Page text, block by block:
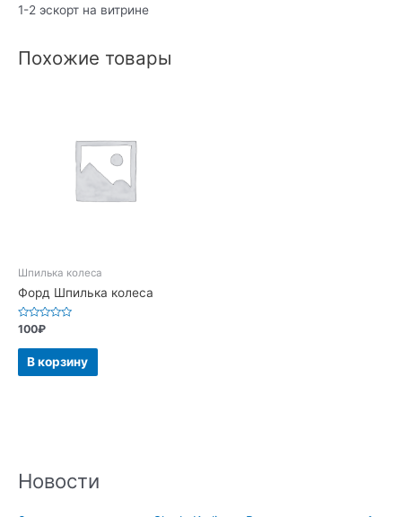
Новости
1-2 эскорт на витрине
Похожие товары
Шпилька колеса
Форд Шпилька колеса
Оценка
из
100₽
В корзину